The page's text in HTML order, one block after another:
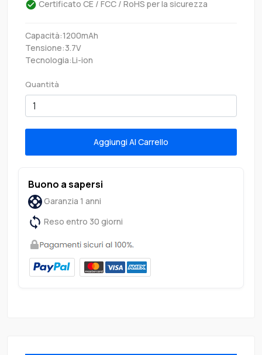
Certificato CE / FCC / RoHS per la sicurezza
Capacità:1200mAh
Tensione:3.7V
Tecnologia:Li-ion
Quantità
Aggiungi Al Carrello
Buono a sapersi
Garanzia 1 anni
Reso entro 30 giorni